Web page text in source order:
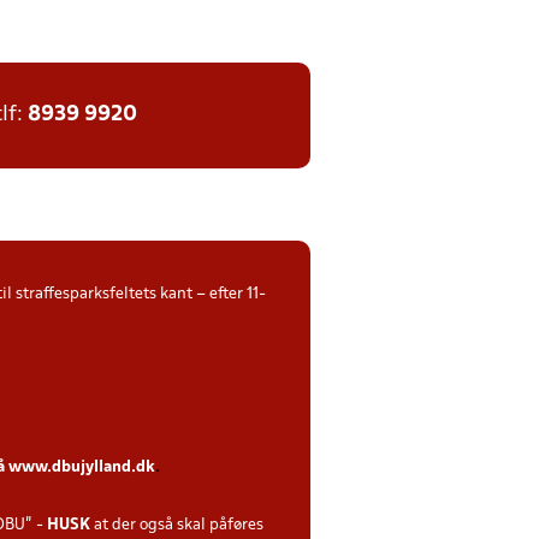
8939 9920
straffesparksfeltets kant – efter 11-
www.dbujylland.dk.
- HUSK at der også skal påføres